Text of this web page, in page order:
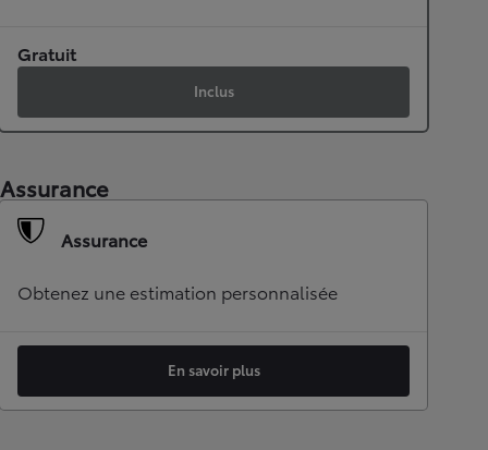
Gratuit
Inclus
Assurance
Assurance
Obtenez une estimation personnalisée
En savoir plus